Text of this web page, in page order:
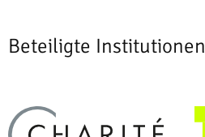
Beteiligte Institutionen